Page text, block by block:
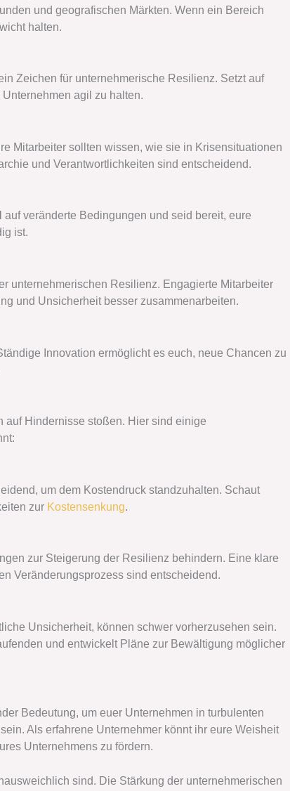
und geografischen Märkten. Wenn ein Bereich
halten.
Zeichen für unternehmerische Resilienz. Setzt auf
agil zu halten.
Mitarbeiter sollten wissen, wie sie in Krisensituationen
und Verantwortlichkeiten sind entscheidend.
veränderte Bedingungen und seid bereit, eure
ist.
unternehmerischen Resilienz. Engagierte Mitarbeiter
und Unsicherheit besser zusammenarbeiten.
Innovation ermöglicht es euch, neue Chancen zu
auf Hindernisse stoßen. Hier sind einige
um dem Kostendruck standzuhalten. Schaut
zur Kostensenkung.
zur Steigerung der Resilienz behindern. Eine klare
Veränderungsprozess sind entscheidend.
Unsicherheit, können schwer vorherzusehen sein.
und entwickelt Pläne zur Bewältigung möglicher
Bedeutung, um euer Unternehmen in turbulenten
Als erfahrene Unternehmer könnt ihr eure Weisheit
Unternehmens zu fördern.
sind. Die Stärkung der unternehmerischen